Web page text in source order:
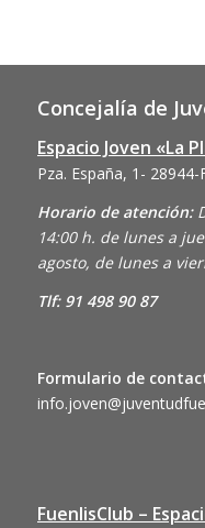
Concejalía de
Espacio Joven «La
Pza. España, 1-
Horario de atención:
14:00 h. de lunes a
agosto, de lunes a
Tlf: 91 498 90 87
Formulario de
FuenlisClub –